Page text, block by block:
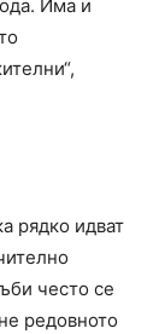
Има и
рядко идват
често се
редовното